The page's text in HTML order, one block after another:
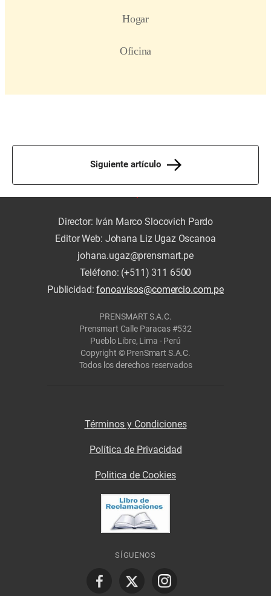
Siguiente artículo
Director: Iván Marco Slocovich Pardo
Editor Web: Johana Liz Ugaz Oscanoa
johana.ugaz@prensmart.pe
Teléfono: (+511) 311 6500
Publicidad:fonoavisos@comercio.com.pe
PRENSMART S.A.C.
Prensmart Calle Paracas #532
Pueblo Libre, Lima - Perú
Copyright © PrenSmart S.A.C.
Todos los derechos reservados
Términos y Condiciones
Política de Privacidad
Politica de Cookies
SÍGUENOS